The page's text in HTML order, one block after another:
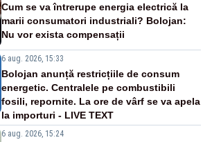
Cum se va întrerupe energia electrică la
marii consumatori industriali? Bolojan:
Nu vor exista compensații
6 aug. 2026, 15:33
Bolojan anunță restricțiile de consum
energetic. Centralele pe combustibili
fosili, repornite. La ore de vârf se va apela
la importuri - LIVE TEXT
6 aug. 2026, 15:24